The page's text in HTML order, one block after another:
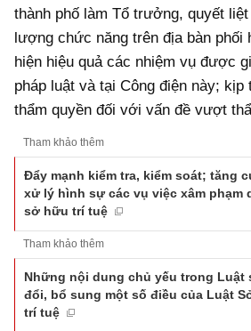
thành phố làm Tổ trưởng, quyết
lượng chức năng trên địa bàn
hiện hiệu quả các nhiệm vụ được
pháp luật và tại Công điện này;
thẩm quyền đối với vấn đề vượt
Tham khảo thêm
Đẩy mạnh kiểm tra, kiểm soát; tăng
xử lý hình sự các vụ việc xâm phạm
sở hữu trí tuệ
Tham khảo thêm
Những nội dung chủ yếu trong Luật
đổi, bổ sung một số điều của Luật
trí tuệ